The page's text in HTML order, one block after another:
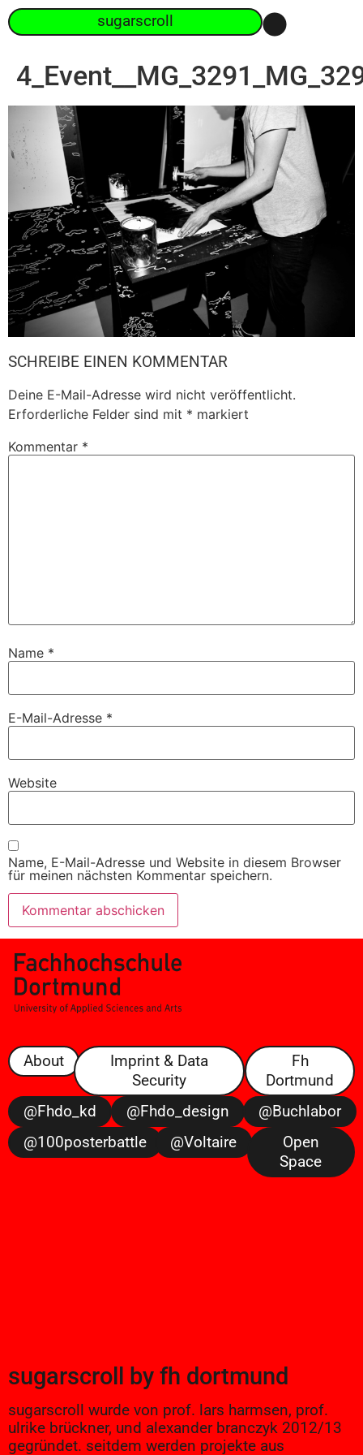
sugarscroll
SCHREIBE EINEN KOMMENTAR
Deine E-Mail-Adresse wird nicht veröffentlicht.
Erforderliche Felder sind mit * markiert
Kommentar *
Name *
E-Mail-Adresse *
Website
Name, E-Mail-Adresse und Website in diesem Browser
für meinen nächsten Kommentar speichern.
About
Imprint & Data
Security
Fh
Dortmund
@fhdo_kd
@fhdo_design
@buchlabor
@100posterbattle
@voltaire
Open
Space
sugarscroll by fh dortmund
sugarscroll wurde von prof. lars harmsen, prof.
ulrike brückner, und alexander branczyk 2012/13
gegründet. seitdem werden projekte aus